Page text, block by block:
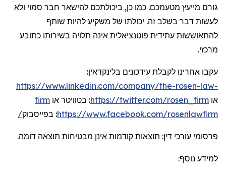
גורם מייעץ מטעמכם. כמו כן, ביכולתכם להישאר חבר סמוי ולא
לעשות דבר בשלב זה. יכולתו של משקיע להיות שותף
להתאוששות עתידית פוטנציאלית אינה תלויה בשירותו כתובע
מרכזי.
עקבו אחרינו לקבלת עידכונים בלינקדאין:
https://www.linkedin.com/company/the-rosen-law-
firm או בטוויטר :https://twitter.com/rosen_firm או
בפייסבוק :https://www.facebook.com/rosenlawfirm/
פרסומי עורכי דין: תוצאות קודמות אינן מבטיחות תוצאה דומה.
למידע נוסף: